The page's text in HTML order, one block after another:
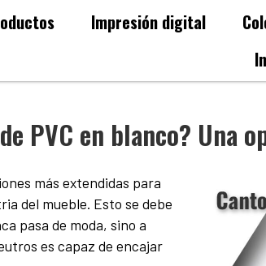
Impresión digital
PVC en blanco? Una
más extendidas para
del mueble. Esto se debe
pasa de moda, sino a
es capaz de encajar